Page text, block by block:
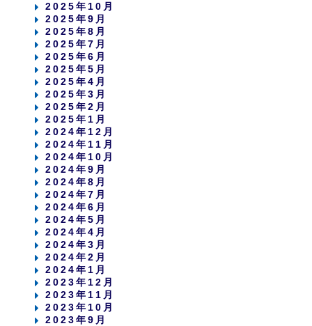
2025年10月
2025年9月
2025年8月
2025年7月
2025年6月
2025年5月
2025年4月
2025年3月
2025年2月
2025年1月
2024年12月
2024年11月
2024年10月
2024年9月
2024年8月
2024年7月
2024年6月
2024年5月
2024年4月
2024年3月
2024年2月
2024年1月
2023年12月
2023年11月
2023年10月
2023年9月